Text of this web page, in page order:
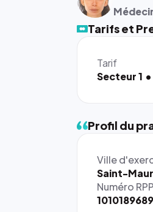
Tarifs et
Tarif
Secteur 1
Profil du
Ville
Saint-
Numéro